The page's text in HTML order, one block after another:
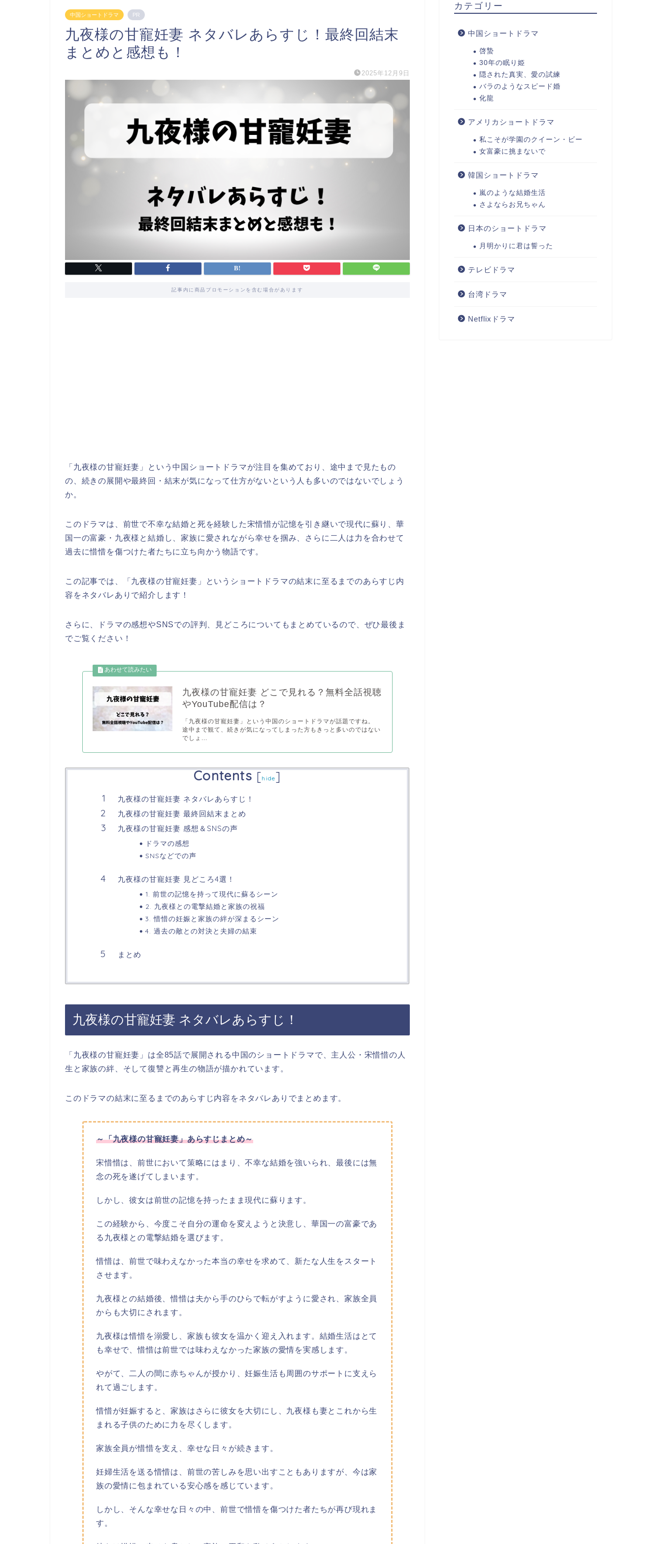
中国ショートドラマ PR
九夜様の甘寵妊妻 ネタバレあらすじ！最終回結末
まとめと感想も！
2025年12月9日
記事内に商品プロモーションを含む場合があります
「九夜様の甘寵妊妻」という中国ショートドラマが注目を集めており、途中まで見たもの
の、続きの展開や最終回・結末が気になって仕方がないという人も多いのではないでしょう
か。
このドラマは、前世で不幸な結婚と死を経験した宋惜惜が記憶を引き継いで現代に蘇り、華
国一の富豪・九夜様と結婚し、家族に愛されながら幸せを掴み、さらに二人は力を合わせて
過去に惜惜を傷つけた者たちに立ち向かう物語です。
この記事では、 「九夜様の甘寵妊妻」というショートドラマの結末に至るまでのあらすじ内
容をネタバレありで紹介します！
さらに、ドラマの感想やSNSでの評判、見どころについてもまとめているので、ぜひ最後ま
でご覧ください！
九夜様の甘寵妊妻 どこで見れる？無料全話視聴
やYouTube配信は？
「九夜様の甘寵妊妻」という中国のショートドラマが話題ですね。
途中まで観て、続きが気になってしまった方もきっと多いのではない
でしょ...
Contents [hide]
九夜様の甘寵妊妻 ネタバレあらすじ！
九夜様の甘寵妊妻 最終回結末まとめ
九夜様の甘寵妊妻 感想＆SNSの声
ドラマの感想
SNSなどでの声
九夜様の甘寵妊妻 見どころ4選！
1. 前世の記憶を持って現代に蘇るシーン
2. 九夜様との電撃結婚と家族の祝福
3. 惜惜の妊娠と家族の絆が深まるシーン
4. 過去の敵との対決と夫婦の結束
まとめ
九夜様の甘寵妊妻 ネタバレあらすじ！
「九夜様の甘寵妊妻」は全85話で展開される中国のショートドラマで、主人公・宋惜惜の人
生と家族の絆、そして復讐と再生の物語が描かれています。
このドラマの結末に至るまでのあらすじ内容をネタバレありでまとめます。
～「九夜様の甘寵妊妻」あらすじまとめ～
宋惜惜は、前世において策略にはまり、不幸な結婚を強いられ、最後には無
念の死を遂げてしまいます。
しかし、彼女は前世の記憶を持ったまま現代に蘇ります。
この経験から、今度こそ自分の運命を変えようと決意し、華国一の富豪であ
る九夜様との電撃結婚を選びます。
惜惜は、前世で味わえなかった本当の幸せを求めて、新たな人生をスタート
させます。
九夜様との結婚後、惜惜は夫から手のひらで転がすように愛され、家族全員
からも大切にされます。
九夜様は惜惜を溺愛し、家族も彼女を温かく迎え入れます。結婚生活はとて
も幸せで、惜惜は前世では味わえなかった家族の愛情を実感します。
やがて、二人の間に赤ちゃんが授かり、妊娠生活も周囲のサポートに支えら
れて過ごします。
惜惜が妊娠すると、家族はさらに彼女を大切にし、九夜様も妻とこれから生
まれる子供のために力を尽くします。
家族全員が惜惜を支え、幸せな日々が続きます。
妊婦生活を送る惜惜は、前世の苦しみを思い出すこともありますが、今は家
族の愛情に包まれている安心感を感じています。
しかし、そんな幸せな日々の中、前世で惜惜を傷つけた者たちが再び現れま
す。
カテゴリー
中国ショートドラマ
啓蟄
30年の眠り姫
隠された真実、愛の試練
バラのようなスピード婚
化龍
アメリカショートドラマ
私こそが学園のクイーン・ビー
女富豪に挑まないで
韓国ショートドラマ
嵐のような結婚生活
さよならお兄ちゃん
日本のショートドラマ
月明かりに君は誓った
テレビドラマ
台湾ドラマ
Netflixドラマ